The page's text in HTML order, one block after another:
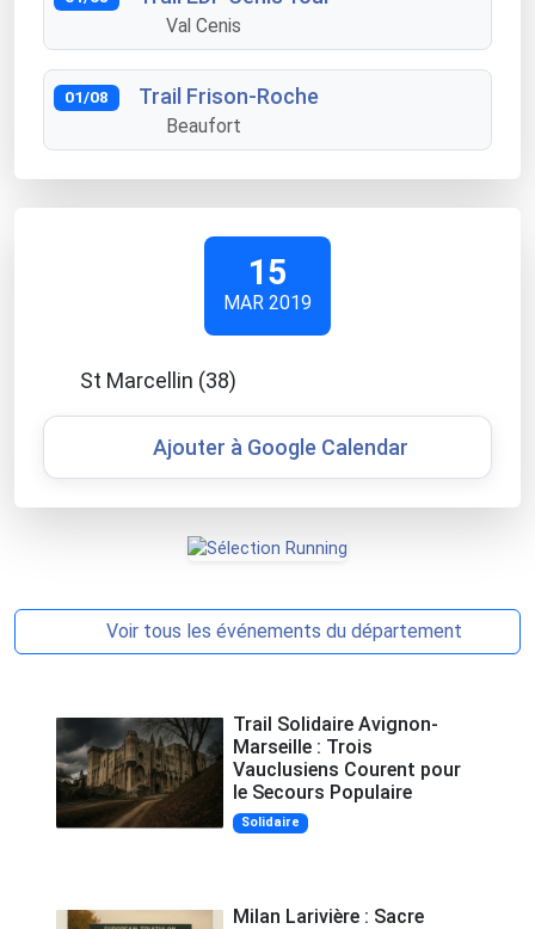
Val Cenis
01/08 Trail Frison-Roche
Beaufort
15
MAR 2019
St Marcellin (38)
Ajouter à Google Calendar
Voir tous les événements du département
Trail Solidaire Avignon-
Marseille : Trois
Vauclusiens Courent pour
le Secours Populaire
Solidaire
Milan Larivière : Sacre